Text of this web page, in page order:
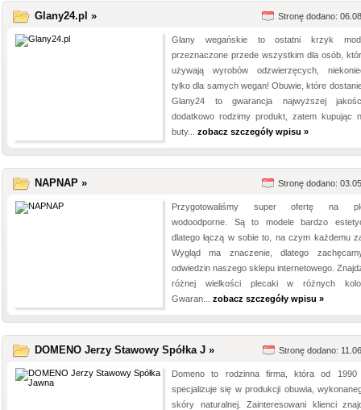
Glany24.pl » Stronę dodano:
Glany wegańskie to ostatni krzyk
przeznaczone przede wszystkim dla osób,
używają wyrobów odzwierzęcych,
tylko dla samych wegan! Obuwie, które
Glany24 to gwarancja najwyższej
dodatkowo rodzimy produkt, zatem kupując
buty... zobacz szczegóły wpisu »
NAPNAP » Stronę dodano:
Przygotowaliśmy super ofertę na
wodoodporne. Są to modele bardzo
dlatego łączą w sobie to, na czym każdemu
Wygląd ma znaczenie, dlatego
odwiedzin naszego sklepu internetowego.
różnej wielkości plecaki w różnych
Gwaran... zobacz szczegóły wpisu »
DOMENO Jerzy Stawowy Spółka J » Stronę dodano:
Domeno to rodzinna firma, która od 1990
specjalizuje się w produkcji obuwia,
skóry naturalnej. Zainteresowani klienci